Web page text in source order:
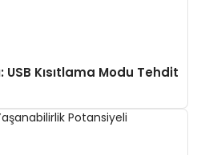
USB Kısıtlama Modu Tehdit